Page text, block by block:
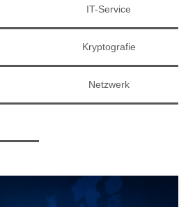
IT-Service
Kryptografie
Netzwerk